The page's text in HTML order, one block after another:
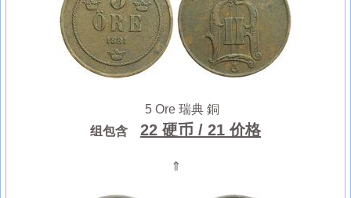
5 Ore 瑞典 銅
组包含
22 硬币 / 21 价格
⇑